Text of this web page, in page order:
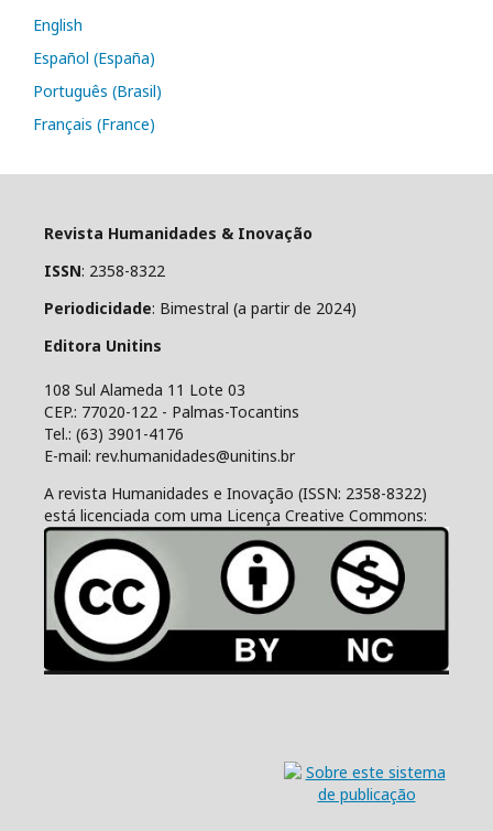
English
Español (España)
Português (Brasil)
Français (France)
Revista Humanidades & Inovação
ISSN: 2358-8322
Periodicidade: Bimestral (a partir de 2024)
Editora Unitins
108 Sul Alameda 11 Lote 03
CEP.: 77020-122 - Palmas-Tocantins
Tel.: (63) 3901-4176
E-mail: rev.humanidades@unitins.br
A revista Humanidades e Inovação (ISSN: 2358-8322)
está licenciada com uma Licença Creative Commons: